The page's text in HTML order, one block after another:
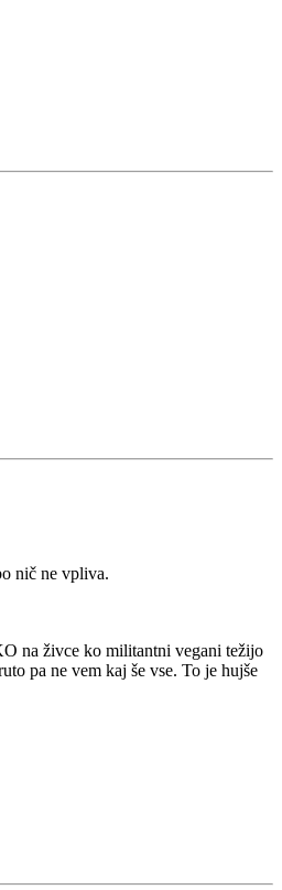
nič ne vpliva.
na živce ko militantni vegani težijo
pa ne vem kaj še vse. To je hujše